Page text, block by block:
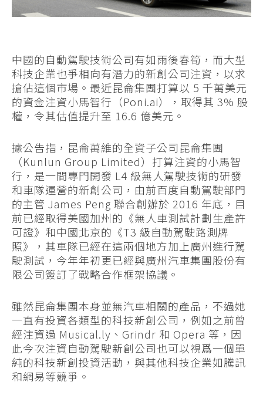
中國的自動駕駛技術公司有如雨後春筍，而大型
科技企業也爭相向有潛力的新創公司注資，以求
搶佔這個市場。最近昆侖集團打算以 5 千萬美元
的資金注資小馬智行（Poni.ai），取得其 3% 股
權，令其估值提升至 16.6 億美元。
據公告指，昆侖萬維的全資子公司昆侖集團
（Kunlun Group Limited）打算注資的小馬智
行，是一間專門開發 L4 級無人駕駛技術的研發
和車隊運營的新創公司，由前百度自動駕駛部門
的主管 James Peng 聯合創辦於 2016 年底，目
前已經取得美國加州的《無人車測試計劃生產許
可證》和中國北京的《T3 級自動駕駛路測牌
照》，其車隊已經在這兩個地方加上廣州進行駕
駛測試，今年年初更已經與廣州汽車集團股份有
限公司簽訂了戰略合作框架協議。
雖然昆侖集團本身並無汽車相關的產品，不過她
一直有投資各類型的科技新創公司，例如之前曾
經注資過 Musical.ly、Grindr 和 Opera 等，因
此今次注資自動駕駛新創公司也可以視爲一個單
純的科技新創投資活動，與其他科技企業如騰訊
和網易等競爭。